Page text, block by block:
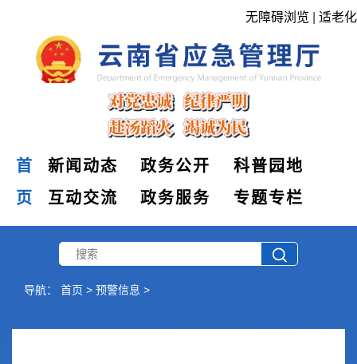
无障碍浏览 适老化
首
页
新闻动态 政务公开
科普园地
互动交流
政务服务 专题专栏
导航： 首页 > 预警信息 >